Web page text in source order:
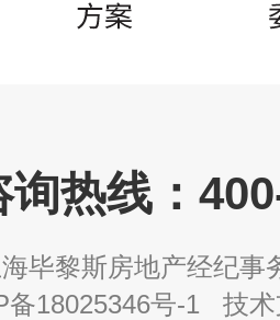
热线：
毕黎斯房地产经纪事
备18025346号-1 技术